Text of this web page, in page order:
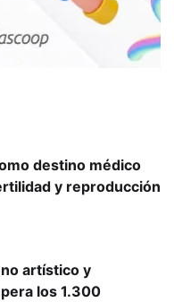
destino médico
y reproducción
artístico y
los 1.300